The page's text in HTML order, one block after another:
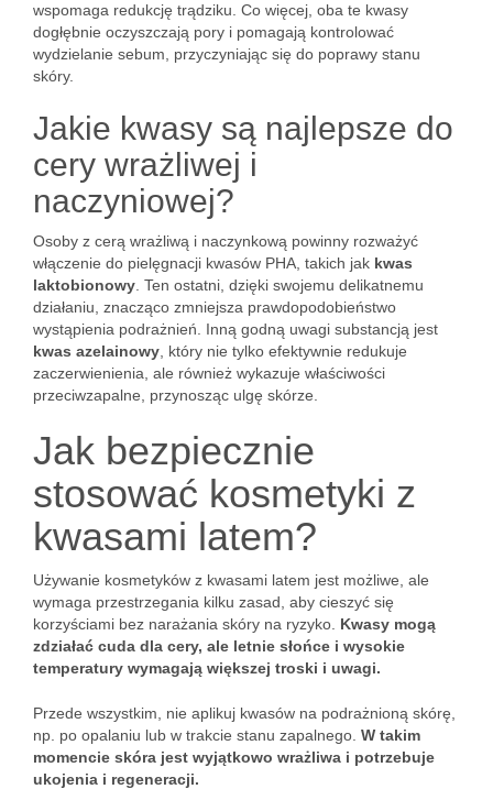
wspomaga redukcję trądziku. Co więcej, oba te kwasy
dogłębnie oczyszczają pory i pomagają kontrolować
wydzielanie sebum, przyczyniając się do poprawy stanu
skóry.
Jakie kwasy są najlepsze do
cery wrażliwej i
naczyniowej?
Osoby z cerą wrażliwą i naczynkową powinny rozważyć
włączenie do pielęgnacji kwasów PHA, takich jak kwas
laktobionowy . Ten ostatni, dzięki swojemu delikatnemu
działaniu, znacząco zmniejsza prawdopodobieństwo
wystąpienia podrażnień. Inną godną uwagi substancją jest
kwas azelainowy , który nie tylko efektywnie redukuje
zaczerwienienia, ale również wykazuje właściwości
przeciwzapalne, przynosząc ulgę skórze.
Jak bezpiecznie
stosować kosmetyki z
kwasami latem?
Używanie kosmetyków z kwasami latem jest możliwe, ale
wymaga przestrzegania kilku zasad, aby cieszyć się
korzyściami bez narażania skóry na ryzyko. Kwasy mogą
zdziałać cuda dla cery, ale letnie słońce i wysokie
temperatury wymagają większej troski i uwagi.
Przede wszystkim, nie aplikuj kwasów na podrażnioną skórę,
np. po opalaniu lub w trakcie stanu zapalnego. W takim
momencie skóra jest wyjątkowo wrażliwa i potrzebuje
ukojenia i regeneracji.